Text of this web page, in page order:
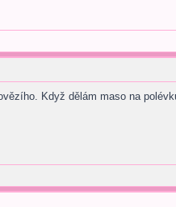
Když dělám maso na